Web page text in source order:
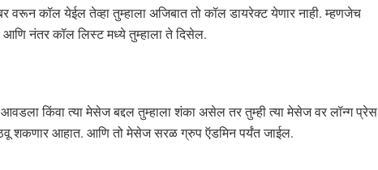
वरून कॉल येईल तेव्हा तुम्हाला अजिबात तो कॉल डायरेक्ट येणार नाही. म्हणजेच
नंतर कॉल लिस्ट मध्ये तुम्हाला ते दिसेल.
किंवा त्या मेसेज बद्दल तुम्हाला शंका असेल तर तुम्ही त्या मेसेज वर लॉन्ग प्रेस
शकणार आहात. आणि तो मेसेज सरळ ग्रुप ऍडमिन पर्यंत जाईल.